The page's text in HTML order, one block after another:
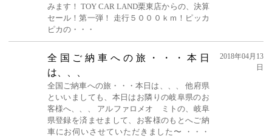
みます！ TOY CAR LAND栗東店からの、決算
セール！第一弾！ 走行５０００ｋｍ！ピッカ
ピカの・・・
全国ご納車への旅・・・本日
は、、、
全国ご納車への旅・・・本日は、、、 他府県
といいましても、本日はお隣りの岐阜県のお
客様へ、、、 アルファロメオ ミトの、岐阜
県登録を済ませまして、お客様のもとへご納
車にお伺いさせていただきました〜 ・・・
2018年04月13
日